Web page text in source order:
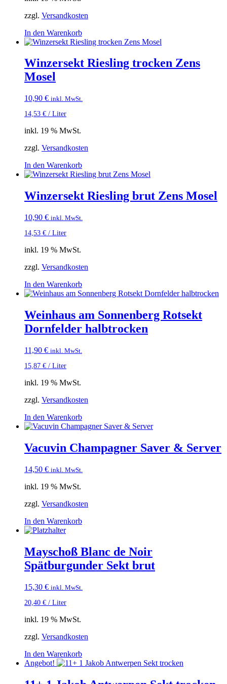
zzgl. Versandkosten
In den Warenkorb
Winzersekt Riesling trocken Zens
Mosel
10,90 € inkl. MwSt.
14,53 € / Liter
inkl. 19 % MwSt.
zzgl. Versandkosten
In den Warenkorb
Winzersekt Riesling brut Zens Mosel
10,90 € inkl. MwSt.
14,53 € / Liter
inkl. 19 % MwSt.
zzgl. Versandkosten
In den Warenkorb
Weinhaus am Sonnenberg Rotsekt
Dornfelder halbtrocken
11,90 € inkl. MwSt.
15,87 € / Liter
inkl. 19 % MwSt.
zzgl. Versandkosten
In den Warenkorb
Vacuvin Champagner Saver & Server
14,50 € inkl. MwSt.
inkl. 19 % MwSt.
zzgl. Versandkosten
In den Warenkorb
Mayschoß Blanc de Noir
Spätburgunder Sekt brut
15,30 € inkl. MwSt.
20,40 € / Liter
inkl. 19 % MwSt.
zzgl. Versandkosten
In den Warenkorb
Angebot!